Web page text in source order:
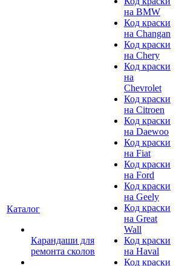
Каталог
Карандаши для
ремонта сколов
на BMW
Код краски
на Changan
Код краски
на Chery
Код краски
на
Chevrolet
Код краски
на Citroen
Код краски
на Daewoo
Код краски
на Fiat
Код краски
на Ford
Код краски
на Geely
Код краски
на Great
Wall
Код краски
на Haval
Код краски